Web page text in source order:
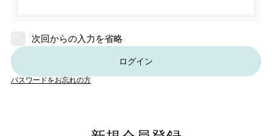
次回からの入力を省略
ログイン
パスワードをお忘れの方